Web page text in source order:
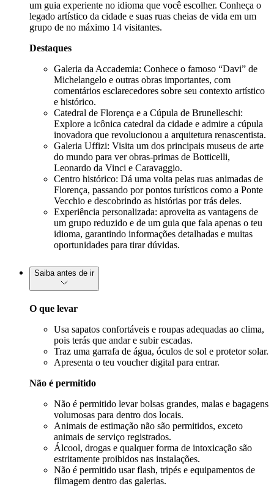
um guia experiente no idioma que você escolher. Conheça o
legado artístico da cidade e suas ruas cheias de vida em um
grupo de no máximo 14 visitantes.
Destaques
Galeria da Accademia: Conhece o famoso “Davi” de
Michelangelo e outras obras importantes, com
comentários esclarecedores sobre seu contexto artístico
e histórico.
Catedral de Florença e a Cúpula de Brunelleschi:
Explore a icônica catedral da cidade e admire a cúpula
inovadora que revolucionou a arquitetura renascentista.
Galeria Uffizi: Visita um dos principais museus de arte
do mundo para ver obras-primas de Botticelli,
Leonardo da Vinci e Caravaggio.
Centro histórico: Dá uma volta pelas ruas animadas de
Florença, passando por pontos turísticos como a Ponte
Vecchio e descobrindo as histórias por trás deles.
Experiência personalizada: aproveita as vantagens de
um grupo reduzido e de um guia que fala apenas o teu
idioma, garantindo informações detalhadas e muitas
oportunidades para tirar dúvidas.
Saiba antes de ir
O que levar
Usa sapatos confortáveis e roupas adequadas ao clima,
pois terás que andar e subir escadas.
Traz uma garrafa de água, óculos de sol e protetor solar.
Apresenta o teu voucher digital para entrar.
Não é permitido
Não é permitido levar bolsas grandes, malas e bagagens
volumosas para dentro dos locais.
Animais de estimação não são permitidos, exceto
animais de serviço registrados.
Álcool, drogas e qualquer forma de intoxicação são
estritamente proibidos nas instalações.
Não é permitido usar flash, tripés e equipamentos de
filmagem dentro das galerias.